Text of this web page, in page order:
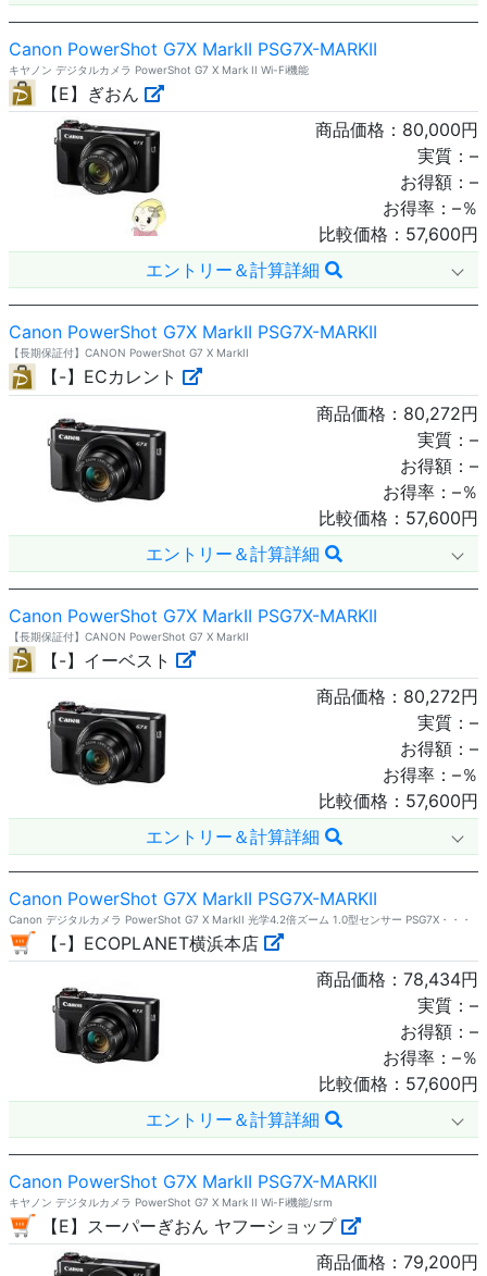
Canon PowerShot G7X MarkII PSG7X-MARKII
キヤノン デジタルカメラ PowerShot G7 X Mark II Wi-Fi機能
【E】ぎおん
商品価格： 80,000円
実質： –
お得額： –
お得率： –％
比較価格： 57,600円
エントリー＆計算詳細
Canon PowerShot G7X MarkII PSG7X-MARKII
【長期保証付】CANON PowerShot G7 X MarkII
【-】ECカレント
商品価格： 80,272円
実質： –
お得額： –
お得率： –％
比較価格： 57,600円
エントリー＆計算詳細
Canon PowerShot G7X MarkII PSG7X-MARKII
【長期保証付】CANON PowerShot G7 X MarkII
【-】イーベスト
商品価格： 80,272円
実質： –
お得額： –
お得率： –％
比較価格： 57,600円
エントリー＆計算詳細
Canon PowerShot G7X MarkII PSG7X-MARKII
Canon デジタルカメラ PowerShot G7 X MarkII 光学4.2倍ズーム 1.0型センサー PSG7X・・・
【-】ECOPLANET横浜本店
商品価格： 78,434円
実質： –
お得額： –
お得率： –％
比較価格： 57,600円
エントリー＆計算詳細
Canon PowerShot G7X MarkII PSG7X-MARKII
キヤノン デジタルカメラ PowerShot G7 X Mark II Wi-Fi機能/srm
【E】スーパーぎおん ヤフーショップ
商品価格： 79,200円